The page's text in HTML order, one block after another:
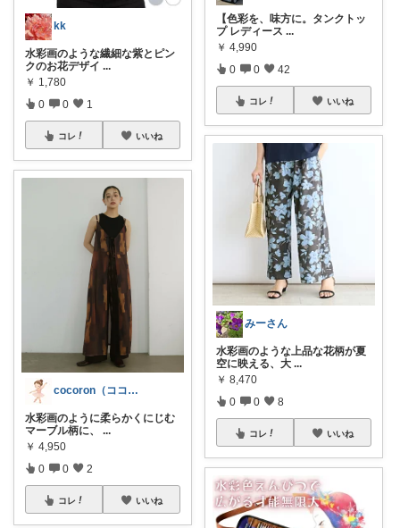
kk
水彩画のような繊細な紫とピン
クのお花デザイ ...
￥ 1,780
0 0 1
コレ いいね
cocoron（ココロン）
水彩画のように柔らかくにじむ
マーブル柄に、
...
￥ 4,950
0 0 2
コレ いいね
【色彩を、味方に。タンクトッ
プ レディース ...
￥ 4,990
0 0 42
コレ いいね
みーさん
水彩画のような上品な花柄が夏
空に映える、大 ...
￥ 8,470
0 0 8
コレ いいね